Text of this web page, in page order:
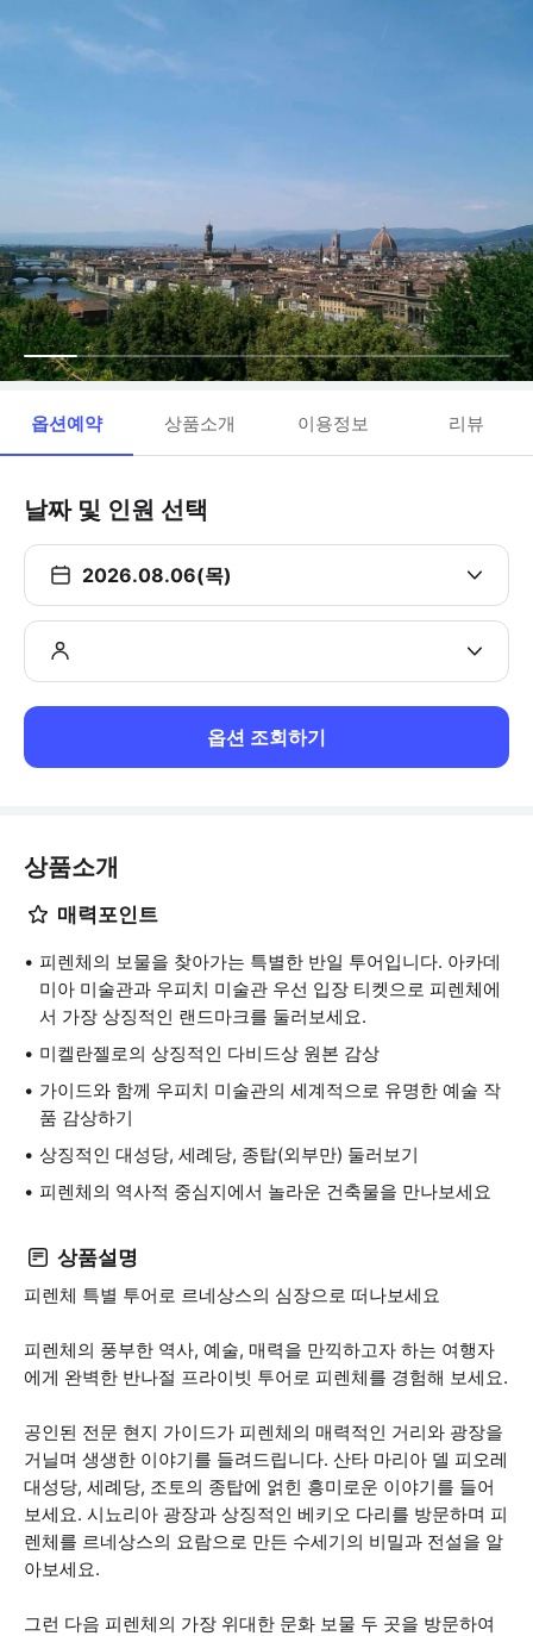
옵션예약 상품소개 이용정보 리뷰
날짜 및 인원 선택
2026.08.06(목)
옵션 조회하기
상품소개
매력포인트
피렌체의 보물을 찾아가는 특별한 반일 투어입니다. 아카데
미아 미술관과 우피치 미술관 우선 입장 티켓으로 피렌체에
서 가장 상징적인 랜드마크를 둘러보세요.
미켈란젤로의 상징적인 다비드상 원본 감상
가이드와 함께 우피치 미술관의 세계적으로 유명한 예술 작
품 감상하기
상징적인 대성당, 세례당, 종탑(외부만) 둘러보기
피렌체의 역사적 중심지에서 놀라운 건축물을 만나보세요
상품설명
피렌체 특별 투어로 르네상스의 심장으로 떠나보세요
피렌체의 풍부한 역사, 예술, 매력을 만끽하고자 하는 여행자
에게 완벽한 반나절 프라이빗 투어로 피렌체를 경험해 보세요.
공인된 전문 현지 가이드가 피렌체의 매력적인 거리와 광장을
거닐며 생생한 이야기를 들려드립니다. 산타 마리아 델 피오레
대성당, 세례당, 조토의 종탑에 얽힌 흥미로운 이야기를 들어
보세요. 시뇨리아 광장과 상징적인 베키오 다리를 방문하며 피
렌체를 르네상스의 요람으로 만든 수세기의 비밀과 전설을 알
아보세요.
그런 다음 피렌체의 가장 위대한 문화 보물 두 곳을 방문하여